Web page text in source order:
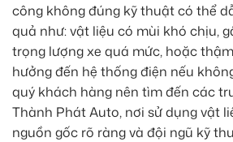
công không đúng kỹ thuật có thể
quả như: vật liệu có mùi khó chịu,
trọng lượng xe quá mức, hoặc
hưởng đến hệ thống điện nếu
quý khách hàng nên tìm đến các
Thành Phát Auto, nơi sử dụng vật
nguồn gốc rõ ràng và đội ngũ kỹ